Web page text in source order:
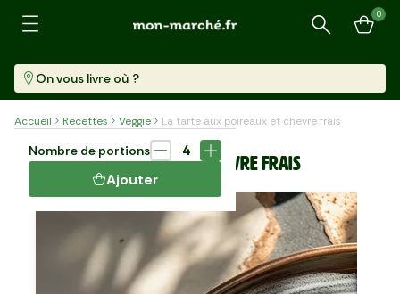
Recherche
0
On vous livre où ?
Accueil Recettes Veggie
La tarte aux poireaux et chèvre frais
LA TARTE AUX POIREAUX ET CHÈVRE FRAIS
Nombre de portions
4
Ajouter